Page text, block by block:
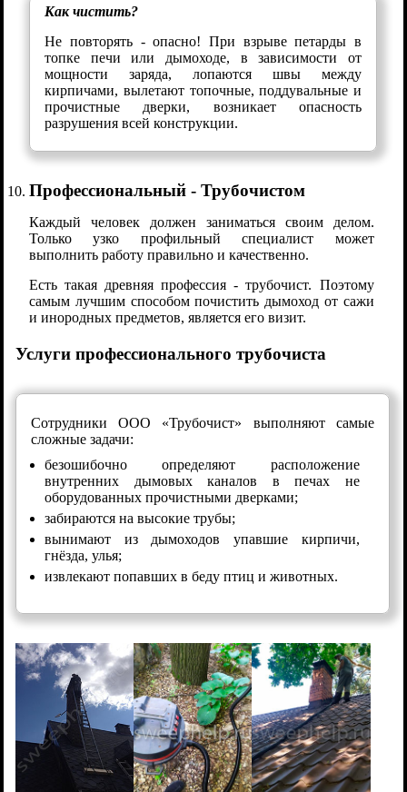
Как чистить?
Не повторять - опасно! При взрыве петарды в
топке печи или дымоходе, в зависимости от
мощности заряда, лопаются швы между
кирпичами, вылетают топочные, поддувальные и
прочистные дверки, возникает опасность
разрушения всей конструкции.
Профессиональный - Трубочистом
Каждый человек должен заниматься своим делом.
Только узко профильный специалист может
выполнить работу правильно и качественно.
Есть такая древняя профессия - трубочист. Поэтому
самым лучшим способом почистить дымоход от сажи
и инородных предметов, является его визит.
Услуги профессионального трубочиста
Сотрудники ООО «Трубочист» выполняют самые
сложные задачи:
безошибочно определяют расположение
внутренних дымовых каналов в печах не
оборудованных прочистными дверками;
забираются на высокие трубы;
вынимают из дымоходов упавшие кирпичи,
гнёзда, улья;
извлекают попавших в беду птиц и животных.